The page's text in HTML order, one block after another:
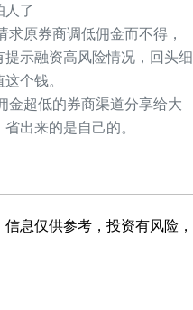
了
原券商调低佣金而不得，
示融资高风险情况，回头细
个钱。
超低的券商渠道分享给大
出来的是自己的。
息仅供参考，投资有风险，